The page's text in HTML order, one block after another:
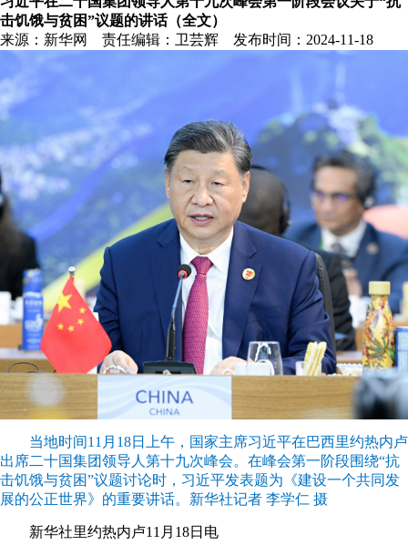
击饥饿与贫困”议题的讲话（全文）
来源：新华网 责任编辑：卫芸辉 发布时间： 2024-11-18
当地时间11月18日上午，国家主席习近平在巴西里约热内卢
出席二十国集团领导人第十九次峰会。在峰会第一阶段围绕“抗
击饥饿与贫困”议题讨论时，习近平发表题为《建设一个共同发
展的公正世界》的重要讲话。新华社记者 李学仁 摄
新华社里约热内卢11月18日电